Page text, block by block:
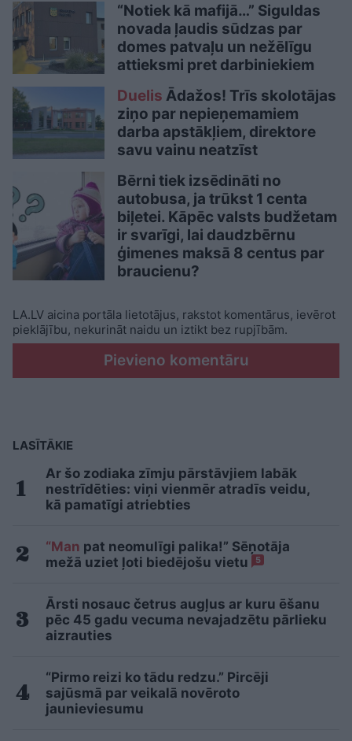
“Notiek kā mafijā…” Siguldas
novada ļaudis sūdzas par
domes patvaļu un nežēlīgu
attieksmi pret darbiniekiem
Duelis Ādažos! Trīs skolotājas
ziņo par nepieņemamiem
darba apstākļiem, direktore
savu vainu neatzīst
Bērni tiek izsēdināti no
autobusa, ja trūkst 1 centa
biļetei. Kāpēc valsts budžetam
ir svarīgi, lai daudzbērnu
ģimenes maksā 8 centus par
braucienu?
LA.LV aicina portāla lietotājus, rakstot komentārus, ievērot
pieklājību, nekurināt naidu un iztikt bez rupjībām.
Pievieno komentāru
LASĪTĀKIE
Ar šo zodiaka zīmju pārstāvjiem labāk
nestrīdēties: viņi vienmēr atradīs veidu,
kā pamatīgi atriebties
“Man pat neomulīgi palika!” Sēņotāja
mežā uziet ļoti biedējošu vietu
5
Ārsti nosauc četrus augļus ar kuru ēšanu
pēc 45 gadu vecuma nevajadzētu pārlieku
aizrauties
“Pirmo reizi ko tādu redzu.” Pircēji
sajūsmā par veikalā novēroto
jaunieviesumu